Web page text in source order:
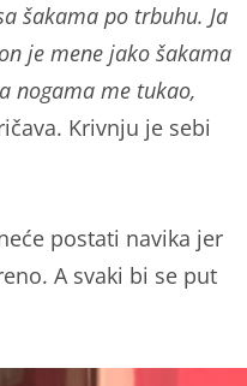
šakama po trbuhu. Ja
je mene jako šakama
nogama me tukao,
Krivnju je sebi
postati navika jer
A svaki bi se put